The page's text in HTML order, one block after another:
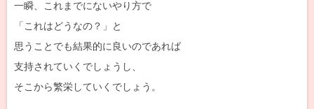
一瞬、これまでにないやり方で
「これはどうなの？」と
思うことでも結果的に良いのであれば
支持されていくでしょうし、
そこから繁栄していくでしょう。